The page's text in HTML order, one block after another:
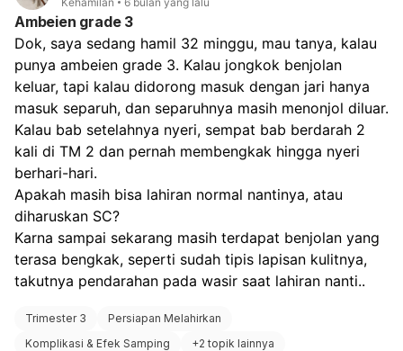
Ambeien grade 3
Dok, saya sedang hamil 32 minggu, mau tanya, kalau
punya ambeien grade 3. Kalau jongkok benjolan
keluar, tapi kalau didorong masuk dengan jari hanya
Kalau bab setelahnya nyeri, sempat bab berdarah 2
kali di TM 2 dan pernah membengkak hingga nyeri
berhari-hari.
Apakah masih bisa lahiran normal nantinya, atau
diharuskan SC?
Karna sampai sekarang masih terdapat benjolan yang
terasa bengkak, seperti sudah tipis lapisan kulitnya,
takutnya pendarahan pada wasir saat lahiran nanti..
Trimester 3
Persiapan Melahirkan
Komplikasi & Efek Samping
+2 topik lainnya